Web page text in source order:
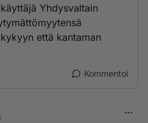
Yhdysvaltain
että kantaman
Kommentoi